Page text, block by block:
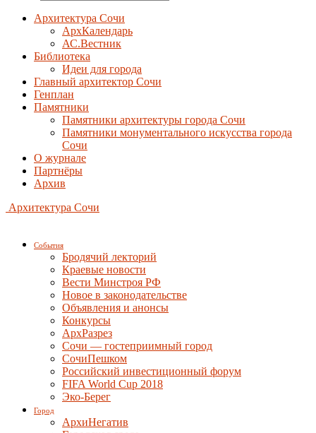
Архитектура Сочи
АрхКалендарь
АС.Вестник
Библиотека
Идеи для города
Главный архитектор Сочи
Генплан
Памятники
Памятники архитектуры города Сочи
Памятники монументального искусства города
Сочи
О журнале
Партнёры
Архив
Архитектура Сочи
События
Бродячий лекторий
Краевые новости
Вести Минстроя РФ
Новое в законодательстве
Объявления и анонсы
Конкурсы
АрхРазрез
Сочи — гостеприимный город
СочиПешком
Российский инвестиционный форум
FIFA World Cup 2018
Эко-Берег
Город
АрхиНегатив